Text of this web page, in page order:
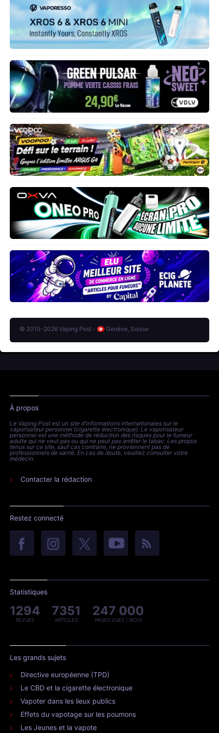
© 2010-2026 Vaping Post - Genève, Suisse
À propos
Le Vaping Post est un site d'informations internationales sur le
vaporisateur personnel (cigarette électronique). Le vaporisateur
personnel est une méthode de réduction des risques pour le fumeur
adulte qui ne veut pas ou qui ne peut pas arrêter le tabac. Les propos
tenus sur ce site, sauf cas contraire, ne proviennent pas de
professionnels de santé. En cas de doute, veuillez consulter votre
médecin.
Contacter la rédaction
Restez connecté
Statistiques
1294
REVUES
7351
ARTICLES
247 000
PAGES VUES / MOIS
Les grands sujets
Directive européenne (TPD)
Le CBD et la cigarette électronique
Vapoter dans les lieux publics
Effets du vapotage sur les poumons
Les Jeunes et la vapote